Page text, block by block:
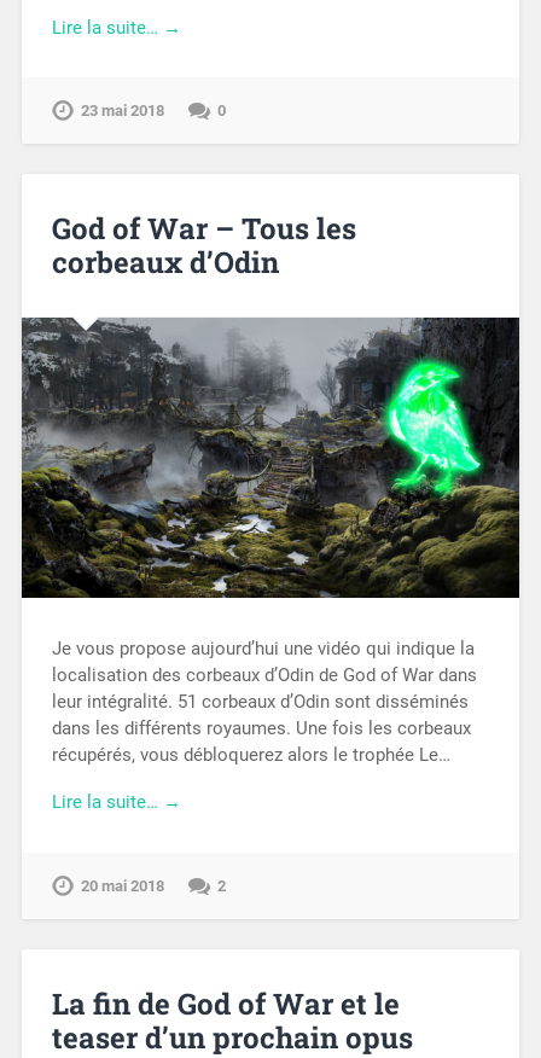
Lire la suite… →
23 mai 2018 0
God of War – Tous les
corbeaux d’Odin
Je vous propose aujourd’hui une vidéo qui indique la
localisation des corbeaux d’Odin de God of War dans
leur intégralité. 51 corbeaux d’Odin sont disséminés
dans les différents royaumes. Une fois les corbeaux
récupérés, vous débloquerez alors le trophée Le…
Lire la suite… →
20 mai 2018 2
La fin de God of War et le
teaser d’un prochain opus